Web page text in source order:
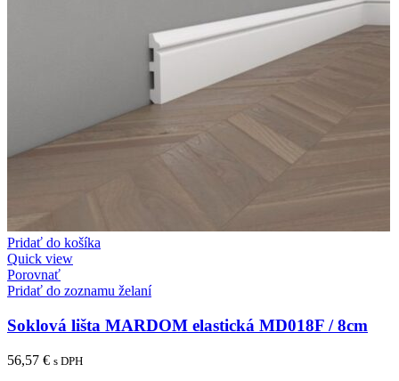
Pridať do košíka
Quick view
Porovnať
Pridať do zoznamu želaní
Soklová lišta MARDOM elastická MD018F / 8cm
56,57 € s DPH